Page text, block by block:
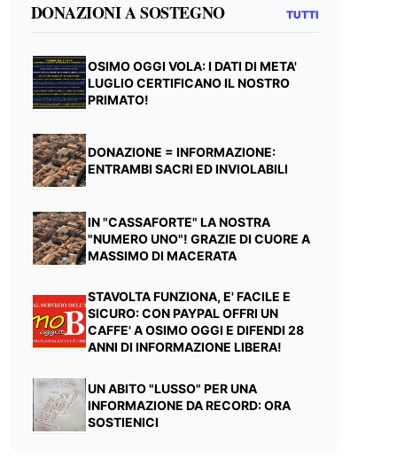
DONAZIONI A SOSTEGNO TUTTI
OSIMO OGGI VOLA: I DATI DI META'
LUGLIO CERTIFICANO IL NOSTRO
PRIMATO!
DONAZIONE = INFORMAZIONE:
ENTRAMBI SACRI ED INVIOLABILI
IN "CASSAFORTE" LA NOSTRA
"NUMERO UNO"! GRAZIE DI CUORE A
MASSIMO DI MACERATA
STAVOLTA FUNZIONA, E' FACILE E
SICURO: CON PAYPAL OFFRI UN
CAFFE' A OSIMO OGGI E DIFENDI 28
ANNI DI INFORMAZIONE LIBERA!
UN ABITO "LUSSO" PER UNA
INFORMAZIONE DA RECORD: ORA
SOSTIENICI